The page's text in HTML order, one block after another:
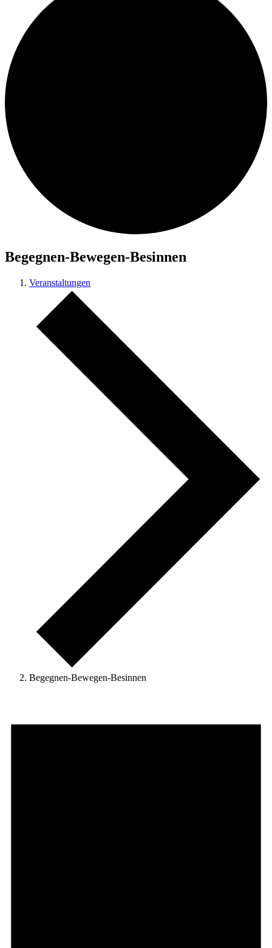
Begegnen-Bewegen-Besinnen
Veranstaltungen
Begegnen-Bewegen-Besinnen